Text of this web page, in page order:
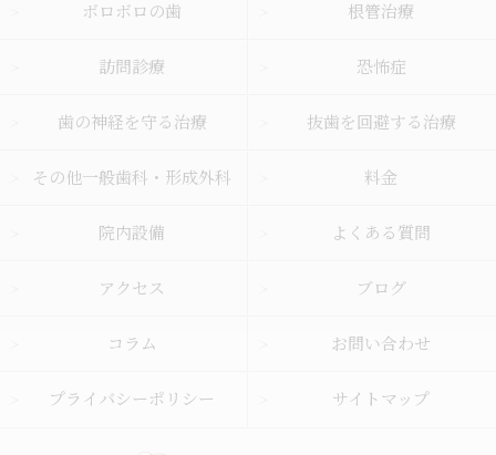
ボロボロの歯 根管治療
訪問診療 恐怖症
歯の神経を守る治療 抜歯を回避する治療
その他一般歯科・形成外科 料金
院内設備 よくある質問
アクセス ブログ
コラム お問い合わせ
プライバシーポリシー サイトマップ